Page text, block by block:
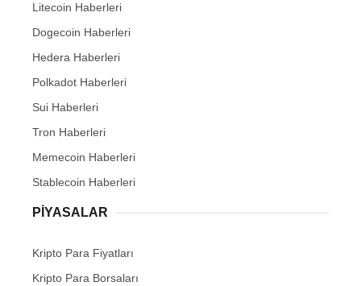
Litecoin Haberleri
Dogecoin Haberleri
Hedera Haberleri
Polkadot Haberleri
Sui Haberleri
Tron Haberleri
Memecoin Haberleri
Stablecoin Haberleri
PIYASALAR
Kripto Para Fiyatları
Kripto Para Borsaları